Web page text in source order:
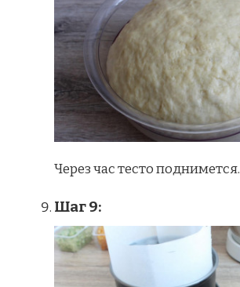
Через час тесто поднимется.
Шаг 9: